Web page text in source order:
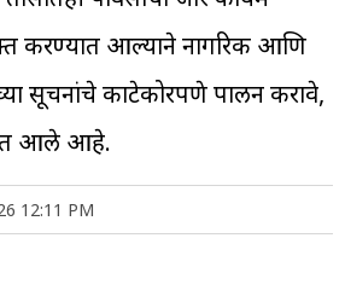
करण्यात आल्याने नागरिक आणि
सूचनांचे काटेकोरपणे पालन करावे,
आले आहे.
12:11 PM